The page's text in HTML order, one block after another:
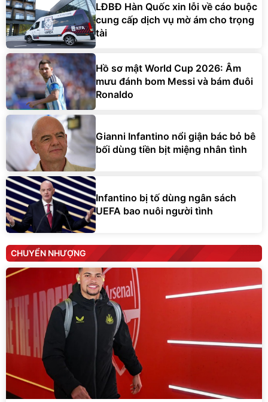
LĐBĐ Hàn Quốc xin lỗi về cáo buộc
cung cấp dịch vụ mờ ám cho trọng
tài
Hồ sơ mật World Cup 2026: Âm
mưu đánh bom Messi và bám đuôi
Ronaldo
Gianni Infantino nổi giận bác bỏ bê
bối dùng tiền bịt miệng nhân tình
Infantino bị tố dùng ngân sách
UEFA bao nuôi người tình
CHUYỂN NHƯỢNG